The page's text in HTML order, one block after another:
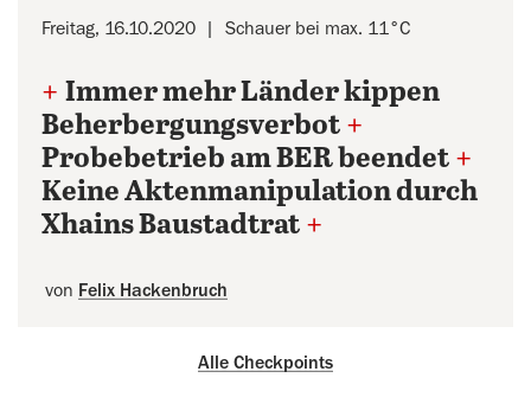
Freitag, 16.10.2020 Schauer bei max. 11°C
+ Immer mehr Länder kippen
Beherbergungsverbot +
Probebetrieb am BER beendet +
Keine Aktenmanipulation durch
Xhains Baustadtrat +
von Felix Hackenbruch
Alle Checkpoints